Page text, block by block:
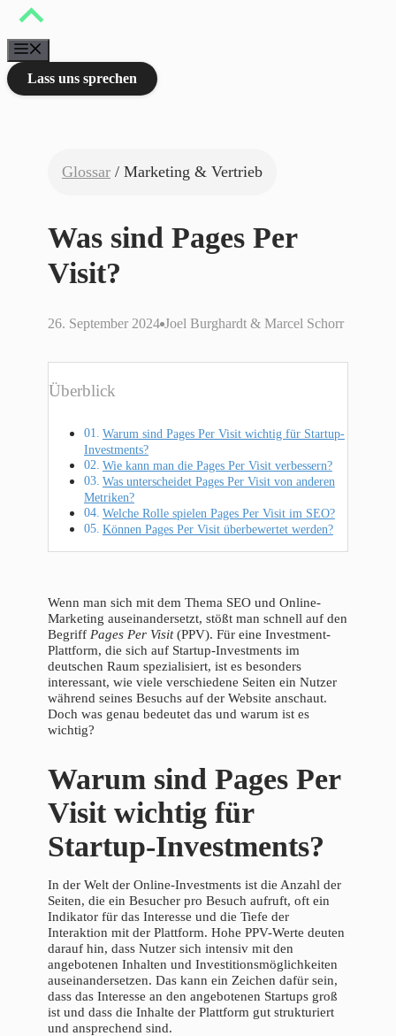
Zum
springen
Lass uns sprechen
Glossar / Marketing & Vertrieb
Was sind Pages Per
Visit?
26. September 2024 Joel Burghardt & Marcel Schorr
Überblick
Warum sind Pages Per Visit wichtig für Startup-
Investments?
Wie kann man die Pages Per Visit verbessern?
Was unterscheidet Pages Per Visit von anderen
Metriken?
Welche Rolle spielen Pages Per Visit im SEO?
Können Pages Per Visit überbewertet werden?
Wenn man sich mit dem Thema SEO und Online-
Marketing auseinandersetzt, stößt man schnell auf den
Begriff Pages Per Visit(PPV). Für eine Investment-
Plattform, die sich auf Startup-Investments im
deutschen Raum spezialisiert, ist es besonders
interessant, wie viele verschiedene Seiten ein Nutzer
während seines Besuchs auf der Website anschaut.
Doch was genau bedeutet das und warum ist es
wichtig?
Warum sind Pages Per
Visit wichtig für
Startup-Investments?
In der Welt der Online-Investments ist die Anzahl der
Seiten, die ein Besucher pro Besuch aufruft, oft ein
Indikator für das Interesse und die Tiefe der
Interaktion mit der Plattform. Hohe PPV-Werte deuten
darauf hin, dass Nutzer sich intensiv mit den
angebotenen Inhalten und Investitionsmöglichkeiten
auseinandersetzen. Das kann ein Zeichen dafür sein,
dass das Interesse an den angebotenen Startups groß
ist und dass die Inhalte der Plattform gut strukturiert
und ansprechend sind.